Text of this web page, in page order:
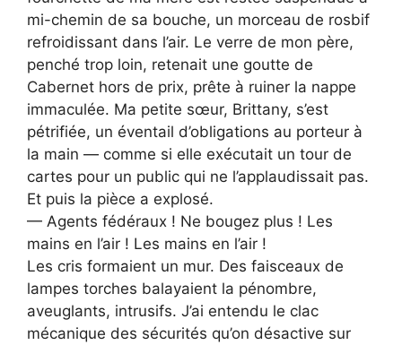
mi-chemin de sa bouche, un morceau de rosbif
refroidissant dans l’air. Le verre de mon père,
penché trop loin, retenait une goutte de
Cabernet hors de prix, prête à ruiner la nappe
immaculée. Ma petite sœur, Brittany, s’est
pétrifiée, un éventail d’obligations au porteur à
la main — comme si elle exécutait un tour de
cartes pour un public qui ne l’applaudissait pas.
Et puis la pièce a explosé.
— Agents fédéraux ! Ne bougez plus ! Les
mains en l’air ! Les mains en l’air !
Les cris formaient un mur. Des faisceaux de
lampes torches balayaient la pénombre,
aveuglants, intrusifs. J’ai entendu le clac
mécanique des sécurités qu’on désactive sur